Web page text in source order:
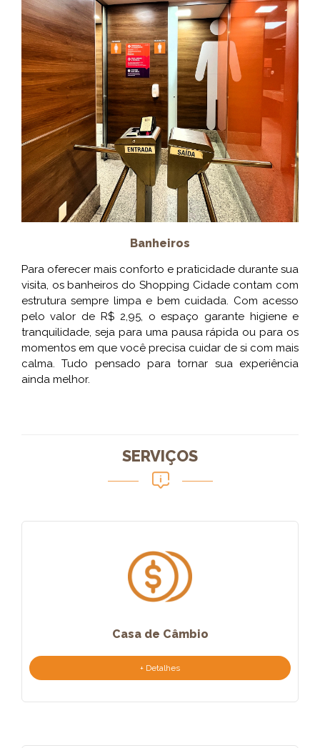
Banheiros
Para oferecer mais conforto e praticidade durante sua
visita, os banheiros do Shopping Cidade contam com
estrutura sempre limpa e bem cuidada. Com acesso
pelo valor de R$ 2,95, o espaço garante higiene e
tranquilidade, seja para uma pausa rápida ou para os
momentos em que você precisa cuidar de si com mais
calma. Tudo pensado para tornar sua experiência
ainda melhor.
SERVIÇOS
Casa de Câmbio
+ Detalhes